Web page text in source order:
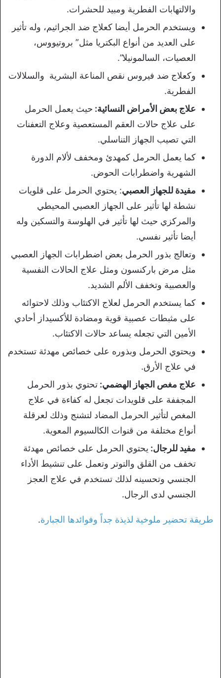
والالتهابات الفطرية ومبيد للحشرات.
ويستخدم الحرمل أيضا كعلاج ضد الجراثيم، وله تأثير
على العديد من أنواع البكتريا مثل” بروتيووس،
العصيات، السالمونيلا”.
وكعلاج ضد فيروس نقص المناعة البشرية والسلالات
الفطرية.
علاج بعض الأمراض النسائية: حيث يعمل الحرمل
على علاج حالات العقم المستعصية وعلاج التعفنات
التي تصيب الجهاز التناسلي.
كما يعمل الحرمل كمهدئ ومخفف لألام الدورة
الشهرية واضطرابات الحوض.
مفيدة للجهاز العصبي: يحتوي الحرمل على قلويات
نشطة لها تأثير على الجهاز العصبي المحيطي
والمركزي حيث لها تأثير في الهلوسة والتسكين وله
أيضا تأثير نفسي.
وتعالج بذور الحرمل بعض اضطرابات الجهاز العصبي
مثل مرض باركنسون ومثل علاج الحالات النفسية
والعصبية وتخفف الألم الشديد.
كما يستخدم الحرمل لعلاج الاكتئاب وذلك لاحتوائه
على مثبطات عصبية قوية ومضادة للأكسيداز أحادي
الأمين التي تجعله يساعد حالات الاكتئاب.
ويحتوي الحرمل وبذوره على خصائص مهدئة تستخدم
في علاج الأرق.
علاج مغص الجهاز الهضمي: تحتوي بذور الحرمل
المجففة على قلويدات تجعل له كفاءة في علاج
المغص لتأثير الحرمل المضاد لتشنج وذلك لعرقلة
أنواع مختلفة من قنوات الكالسيوم المعوية.
مفيد للرجال: يحتوي الحرمل على خصائص مهدئة
تخفف من القلق والتوتر وتعمل على تنشيط الأداء
الجنسي وتحسينه لذلك تستخدم في علاج العجز
الجنسي لدى الرجال.
طريقة تحضير ملوخية لذيذة جداً وفوائدها الجبارة.